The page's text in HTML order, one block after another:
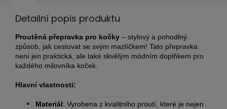
Detailní popis produktu
Proutěná přepravka pro kočky – stylový a pohodlný
způsob, jak cestovat se svým mazlíčkem! Tato přepravka
není jen praktická, ale také skvělým módním doplňkem pro
každého milovníka koček.
Hlavní vlastnosti:
Materiál: Vyrobena z kvalitního proutí, které je nejen